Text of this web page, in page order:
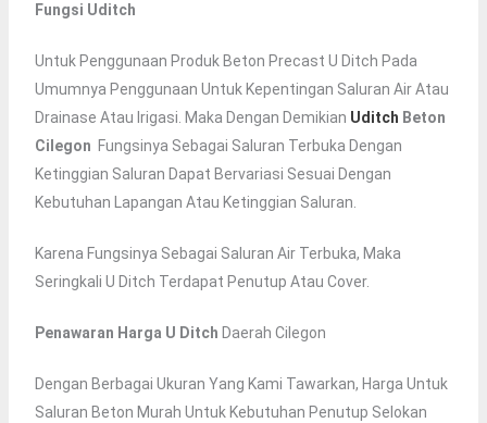
Fungsi Uditch
Untuk Penggunaan Produk Beton Precast U Ditch Pada
Umumnya Penggunaan Untuk Kepentingan Saluran Air Atau
Drainase Atau Irigasi. Maka Dengan Demikian Uditch Beton
Cilegon Fungsinya Sebagai Saluran Terbuka Dengan
Ketinggian Saluran Dapat Bervariasi Sesuai Dengan
Kebutuhan Lapangan Atau Ketinggian Saluran.
Karena Fungsinya Sebagai Saluran Air Terbuka, Maka
Seringkali U Ditch Terdapat Penutup Atau Cover.
Penawaran Harga U Ditch Daerah Cilegon
Dengan Berbagai Ukuran Yang Kami Tawarkan, Harga Untuk
Saluran Beton Murah Untuk Kebutuhan Penutup Selokan